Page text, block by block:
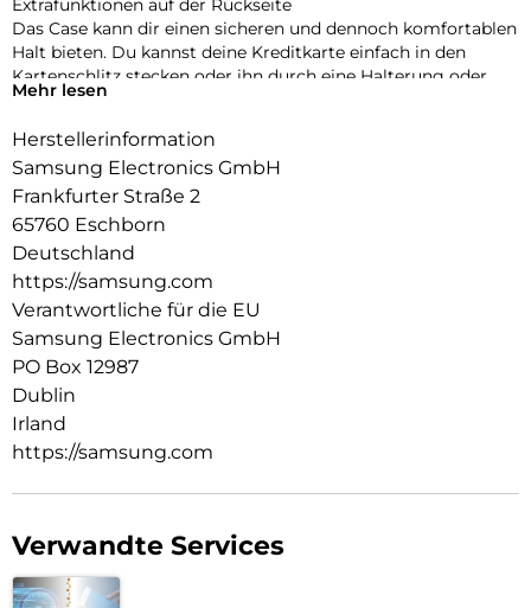
Extrafunktionen auf der Rückseite
Das Case kann dir einen sicheren und dennoch komfortablen
Halt bieten. Du kannst deine Kreditkarte einfach in den
Kartenschlitz stecken oder ihn durch eine Halterung oder
einen Standfuß ersetzen. So kannst du dein Samsung Galaxy
Mehr lesen
Herstellerinformation
Samsung Electronics GmbH
Frankfurter Straße 2
65760 Eschborn
Deutschland
https://samsung.com
Verantwortliche für die EU
Samsung Electronics GmbH
PO Box 12987
Dublin
Irland
https://samsung.com
Verwandte Services